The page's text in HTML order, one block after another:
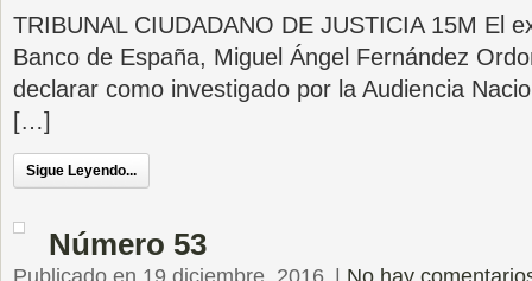
TRIBUNAL CIUDADANO DE JUSTICIA 15M El
Banco de España, Miguel Ángel Fernández
declarar como investigado por la Audiencia
[…]
Sigue Leyendo...
Número 53
Publicado en 19 diciembre, 2016 No hay